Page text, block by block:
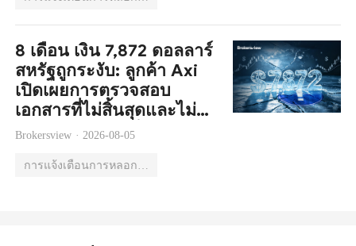
8 เดือน เงิน 7,872 ดอลลาร์
สหรัฐถูกระงับ: ลูกค้า Axi
เปิดเผยการตรวจสอบ
เอกสารที่ไม่สิ้นสุดและไม่
สามารถถอนเงินได้
Brokersview · 2026-08-05